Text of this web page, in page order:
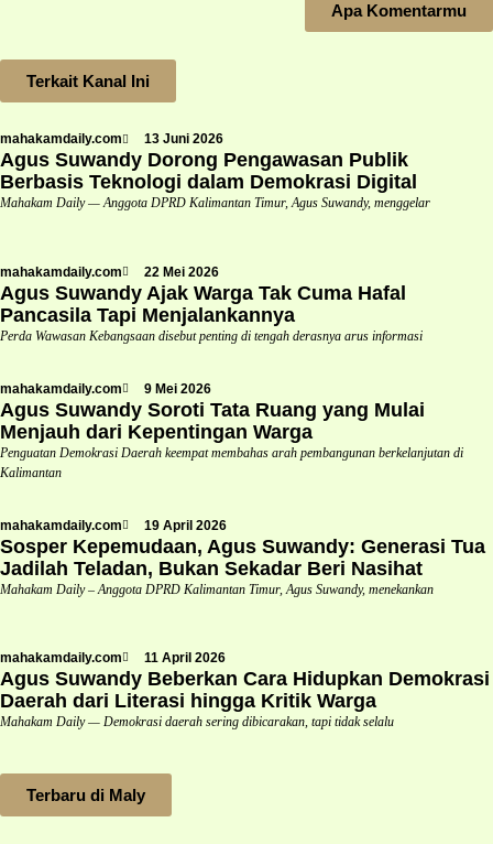
Apa Komentarmu
Terkait Kanal Ini
mahakamdaily.com 13 Juni 2026
Agus Suwandy Dorong Pengawasan Publik
Berbasis Teknologi dalam Demokrasi Digital
Mahakam Daily — Anggota DPRD Kalimantan Timur, Agus Suwandy, menggelar
mahakamdaily.com 22 Mei 2026
Agus Suwandy Ajak Warga Tak Cuma Hafal
Pancasila Tapi Menjalankannya
Perda Wawasan Kebangsaan disebut penting di tengah derasnya arus informasi
mahakamdaily.com 9 Mei 2026
Agus Suwandy Soroti Tata Ruang yang Mulai
Menjauh dari Kepentingan Warga
Penguatan Demokrasi Daerah keempat membahas arah pembangunan berkelanjutan di
Kalimantan
mahakamdaily.com 19 April 2026
Sosper Kepemudaan, Agus Suwandy: Generasi Tua
Jadilah Teladan, Bukan Sekadar Beri Nasihat
Mahakam Daily – Anggota DPRD Kalimantan Timur, Agus Suwandy, menekankan
mahakamdaily.com 11 April 2026
Agus Suwandy Beberkan Cara Hidupkan Demokrasi
Daerah dari Literasi hingga Kritik Warga
Mahakam Daily — Demokrasi daerah sering dibicarakan, tapi tidak selalu
Terbaru di Maly